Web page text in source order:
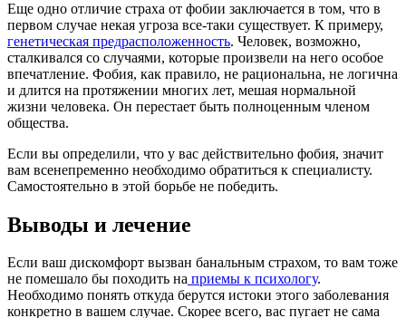
Еще одно отличие страха от фобии заключается в том, что в
первом случае некая угроза все-таки существует. К примеру,
генетическая предрасположенность. Человек, возможно,
сталкивался со случаями, которые произвели на него особое
впечатление. Фобия, как правило, не рациональна, не логична
и длится на протяжении многих лет, мешая нормальной
жизни человека. Он перестает быть полноценным членом
общества.
Если вы определили, что у вас действительно фобия, значит
вам всенепременно необходимо обратиться к специалисту.
Самостоятельно в этой борьбе не победить.
Выводы и лечение
Если ваш дискомфорт вызван банальным страхом, то вам тоже
не помешало бы походить на приемы к психологу.
Необходимо понять откуда берутся истоки этого заболевания
конкретно в вашем случае. Скорее всего, вас пугает не сама